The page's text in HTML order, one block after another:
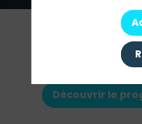
Ses
Découvrir le